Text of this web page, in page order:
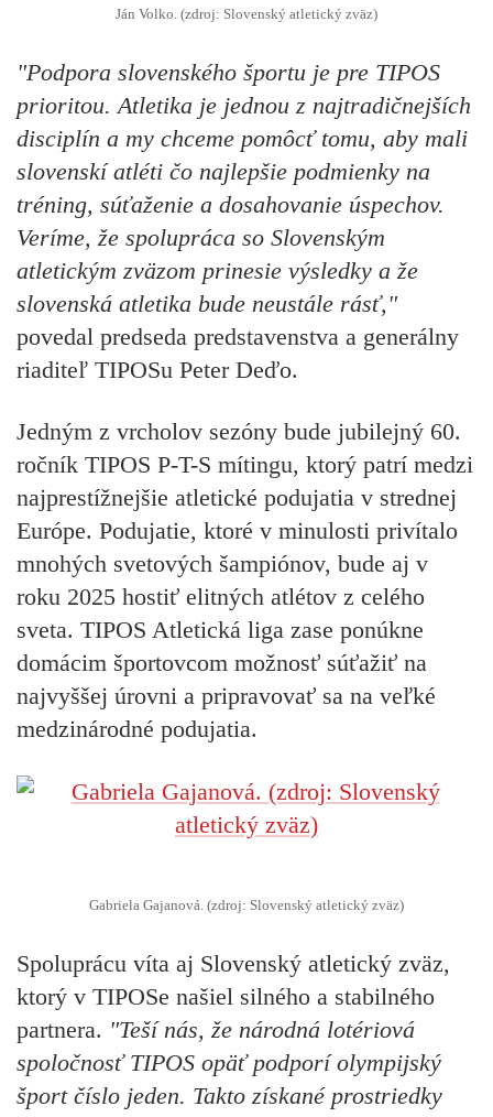
Ján Volko. (zdroj: Slovenský atletický zväz)
"Podpora slovenského športu je pre TIPOS
prioritou. Atletika je jednou z najtradičnejších
disciplín a my chceme pomôcť tomu, aby mali
slovenskí atléti čo najlepšie podmienky na
tréning, súťaženie a dosahovanie úspechov.
Veríme, že spolupráca so Slovenským
atletickým zväzom prinesie výsledky a že
slovenská atletika bude neustále rásť,"
povedal predseda predstavenstva a generálny
riaditeľ TIPOSu Peter Deďo.
Jedným z vrcholov sezóny bude jubilejný 60.
ročník TIPOS P-T-S mítingu, ktorý patrí medzi
najprestížnejšie atletické podujatia v strednej
Európe. Podujatie, ktoré v minulosti privítalo
mnohých svetových šampiónov, bude aj v
roku 2025 hostiť elitných atlétov z celého
sveta. TIPOS Atletická liga zase ponúkne
domácim športovcom možnosť súťažiť na
najvyššej úrovni a pripravovať sa na veľké
medzinárodné podujatia.
Gabriela Gajanová. (zdroj: Slovenský atletický zväz)
Spoluprácu víta aj Slovenský atletický zväz,
ktorý v TIPOSe našiel silného a stabilného
partnera. "Teší nás, že národná lotériová
spoločnosť TIPOS opäť podporí olympijský
šport číslo jeden. Takto získané prostriedky